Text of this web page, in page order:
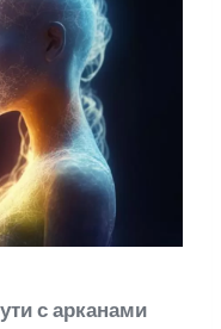
с арканами